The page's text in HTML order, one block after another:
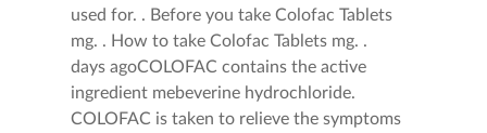
used for. . Before you take Colofac Tablets
mg. . How to take Colofac Tablets mg. .
days agoCOLOFAC contains the active
ingredient mebeverine hydrochloride.
COLOFAC is taken to relieve the symptoms